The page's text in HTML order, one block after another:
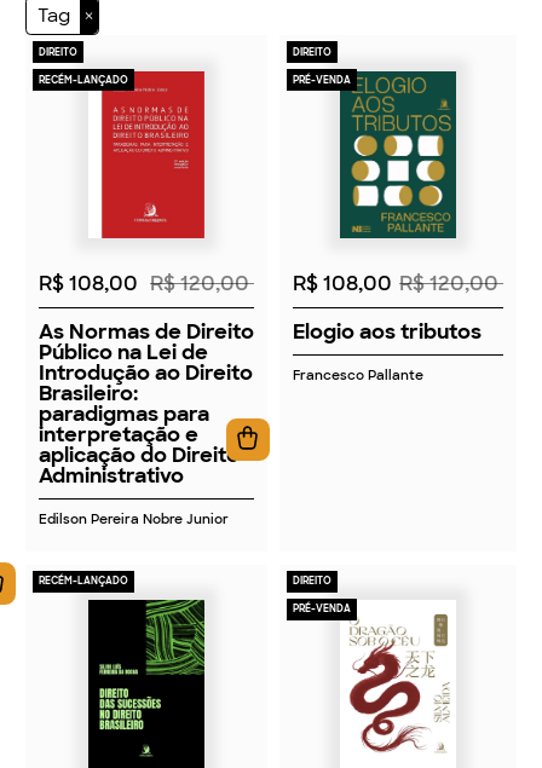
Tag
DIREITO
RECÉM-LANÇADO
2026
R$ 108,00 R$ 120,00
As Normas de Direito
Público na Lei de
Introdução ao Direito
Brasileiro:
paradigmas para
interpretação e
aplicação do Direito
Administrativo
Edilson Pereira Nobre Junior
DIREITO
PRÉ-VENDA
2026
R$ 108,00 R$ 120,00
Elogio aos tributos
Francesco Pallante
RECÉM-LANÇADO DIREITO
PRÉ-VENDA
2026